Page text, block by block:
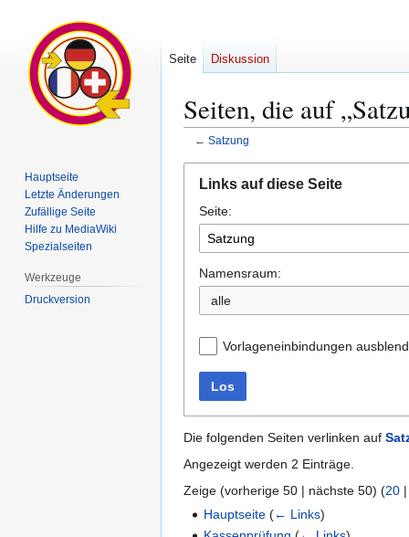
Seiten, die auf
← Satzung
Navigation
springen
Suche
springen
Links auf diese Seite
Seite:
Namensraum:
alle
Vorlageneinbindungen
Los
Die folgenden Seiten verlinken auf
Angezeigt werden 2 Einträge.
Zeige (vorherige 50 | nächste 50) (20
Hauptseite (← Links)
Seite Diskussion
Hauptseite
Letzte Änderungen
Zufällige Seite
Hilfe zu MediaWiki
Spezialseiten
Werkzeuge
Druckversion